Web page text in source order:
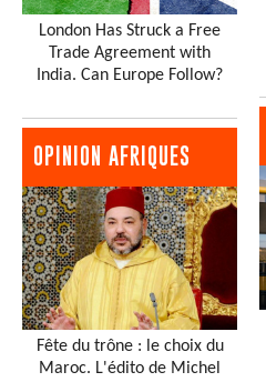
London Has Struck a Free
Trade Agreement with
India. Can Europe Follow?
OPINION AFRIQUES
Fête du trône : le choix du
Maroc. L'édito de Michel